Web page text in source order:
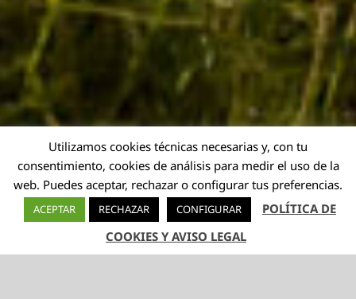
Utilizamos cookies técnicas necesarias y, con tu
consentimiento, cookies de análisis para medir el uso de la
web. Puedes aceptar, rechazar o configurar tus preferencias.
ACEPTAR RECHAZAR CONFIGURAR
POLÍTICA DE
COOKIES Y AVISO LEGAL